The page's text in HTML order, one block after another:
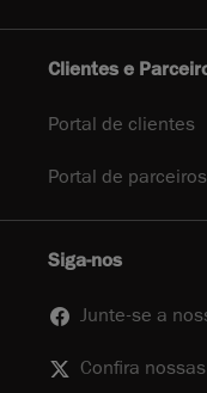
Clientes e
Portal de clientes
Portal de parceiros
Siga-nos
Junte-se a
Confira